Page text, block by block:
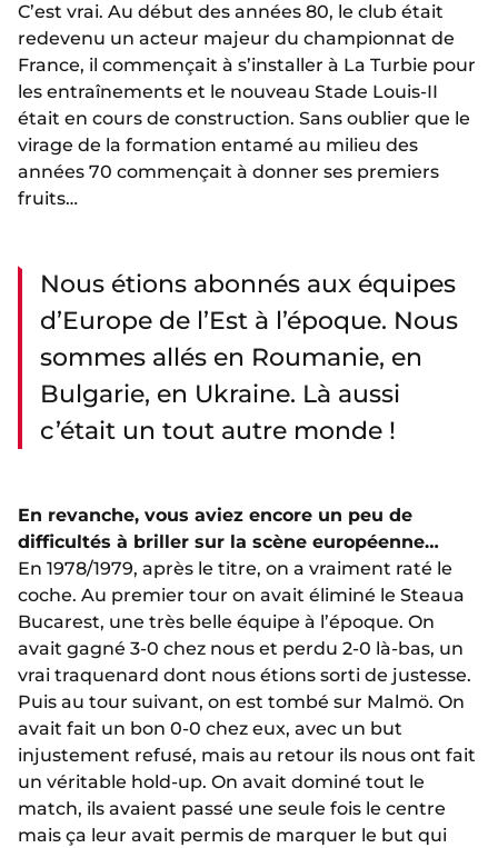
C’est vrai. Au début des années 80, le club était
redevenu un acteur majeur du championnat de
France, il commençait à s’installer à La Turbie pour
les entraînements et le nouveau Stade Louis-II
était en cours de construction. Sans oublier que le
virage de la formation entamé au milieu des
années 70 commençait à donner ses premiers
fruits…
Nous étions abonnés aux équipes
d’Europe de l’Est à l’époque. Nous
sommes allés en Roumanie, en
Bulgarie, en Ukraine. Là aussi
c’était un tout autre monde !
En revanche, vous aviez encore un peu de
difficultés à briller sur la scène européenne…
En 1978/1979, après le titre, on a vraiment raté le
coche. Au premier tour on avait éliminé le Steaua
Bucarest, une très belle équipe à l’époque. On
avait gagné 3-0 chez nous et perdu 2-0 là-bas, un
vrai traquenard dont nous étions sorti de justesse.
Puis au tour suivant, on est tombé sur Malmö. On
avait fait un bon 0-0 chez eux, avec un but
injustement refusé, mais au retour ils nous ont fait
un véritable hold-up. On avait dominé tout le
match, ils avaient passé une seule fois le centre
mais ça leur avait permis de marquer le but qui